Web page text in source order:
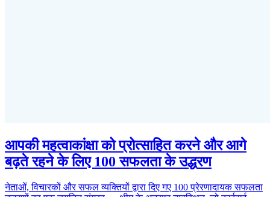
आपकी महत्वाकांक्षा को प्रोत्साहित करने और आगे
बढ़ते रहने के लिए 100 सफलता के उद्धरण
नेताओं, विचारकों और सफल व्यक्तियों द्वारा दिए गए 100 प्रेरणादायक सफलता